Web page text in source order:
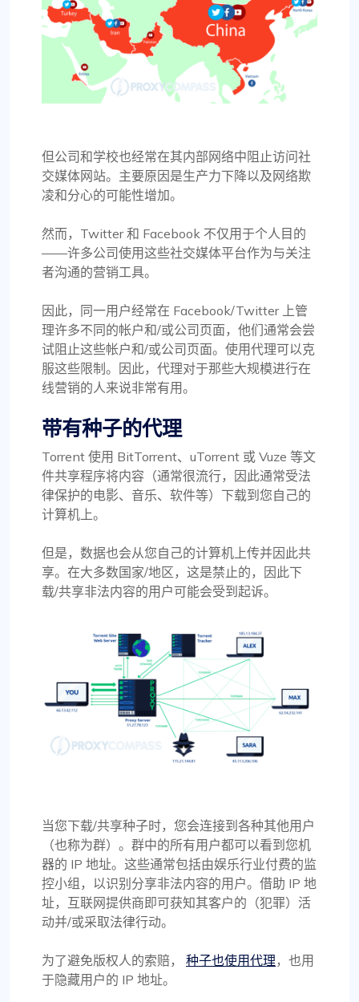
但公司和学校也经常在其内部网络中阻止访问社
交媒体网站。主要原因是生产力下降以及网络欺
凌和分心的可能性增加。
然而，Twitter 和 Facebook 不仅用于个人目的
——许多公司使用这些社交媒体平台作为与关注
者沟通的营销工具。
因此，同一用户经常在 Facebook/Twitter 上管
理许多不同的帐户和/或公司页面，他们通常会尝
试阻止这些帐户和/或公司页面。使用代理可以克
服这些限制。因此，代理对于那些大规模进行在
线营销的人来说非常有用。
带有种子的代理
Torrent 使用 BitTorrent、uTorrent 或 Vuze 等文
件共享程序将内容（通常很流行，因此通常受法
律保护的电影、音乐、软件等）下载到您自己的
计算机上。
但是，数据也会从您自己的计算机上传并因此共
享。在大多数国家/地区，这是禁止的，因此下
载/共享非法内容的用户可能会受到起诉。
当您下载/共享种子时，您会连接到各种其他用户
（也称为群）。群中的所有用户都可以看到您机
器的 IP 地址。这些通常包括由娱乐行业付费的监
控小组，以识别分享非法内容的用户。借助 IP 地
址，互联网提供商即可获知其客户的（犯罪）活
动并/或采取法律行动。
为了避免版权人的索赔， 种子也使用代理 ，也用
于隐藏用户的 IP 地址。